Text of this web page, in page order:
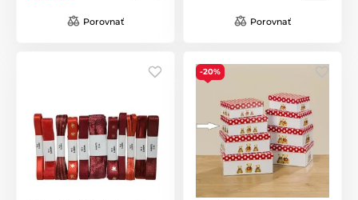
Porovnať Porovnať
-20%